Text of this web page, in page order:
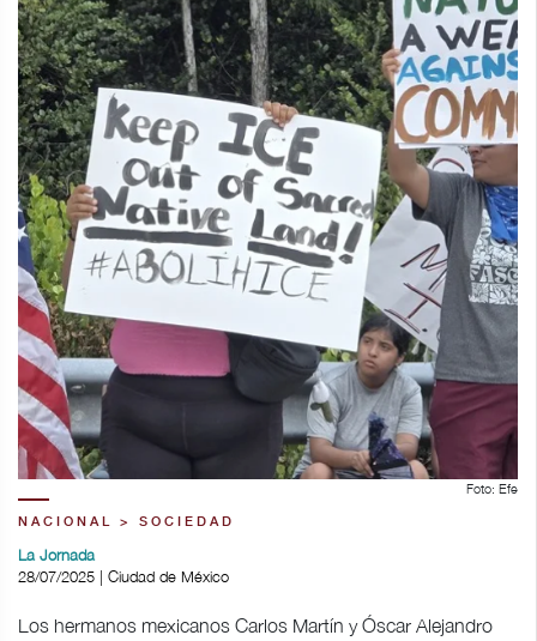
Foto: Efe
NACIONAL > SOCIEDAD
La Jornada
28/07/2025 | Ciudad de México
Los hermanos mexicanos Carlos Martín y Óscar Alejandro